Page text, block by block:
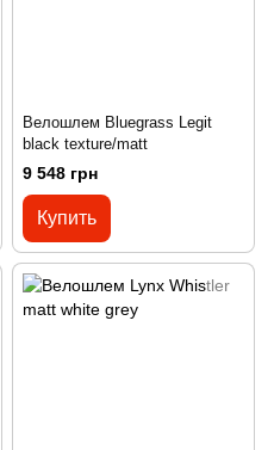
Велошлем Bluegrass Legit
black texture/matt
9 548 грн
Купить